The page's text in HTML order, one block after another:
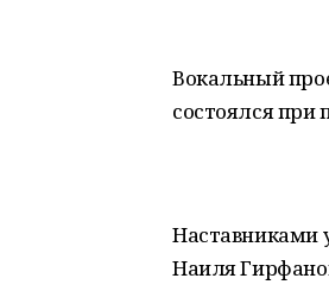
Вокальный
состоялся при
Наставниками
Наиля